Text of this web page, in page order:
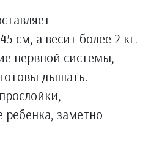
см, а весит более 2 кг.
нервной системы,
дышать.
ребенка, заметно